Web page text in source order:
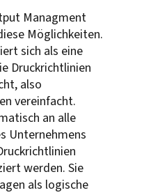
Managment
Möglichkeiten.
sich als eine
Druckrichtlinien
also
vereinfacht.
an alle
Unternehmens
werden. Sie
als logische